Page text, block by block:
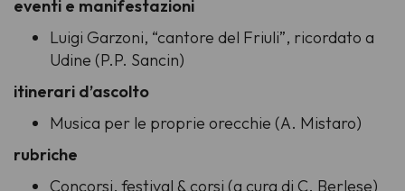
eventi e manifestazioni
Luigi Garzoni, “cantore del Friuli”, ricordato a
Udine (P.P. Sancin)
itinerari d’ascolto
Musica per le proprie orecchie (A. Mistaro)
rubriche
Concorsi, festival & corsi (a cura di C. Berlese)